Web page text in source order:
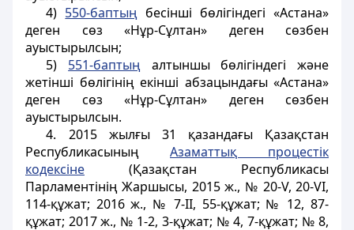
4) 550-баптың бесінші бөлігіндегі «Астана»
деген сөз «Нұр-Сұлтан» деген сөзбен
ауыстырылсын;
5) 551-баптың алтыншы бөлігіндегі және
жетінші бөлігінің екінші абзацындағы «Астана»
деген сөз «Нұр-Сұлтан» деген сөзбен
ауыстырылсын.
4. 2015 жылғы 31 қазандағы Қазақстан
Республикасының Азаматтық процестік
кодексіне (Қазақстан Республикасы
Парламентінің Жаршысы, 2015 ж., № 20-V, 20-VІ,
114-құжат; 2016 ж., № 7-ІІ, 55-құжат; № 12, 87-
құжат; 2017 ж., № 1-2, 3-құжат; № 4, 7-құжат; № 8,